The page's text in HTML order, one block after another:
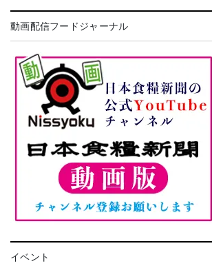
動画配信フードジャーナル
イベント